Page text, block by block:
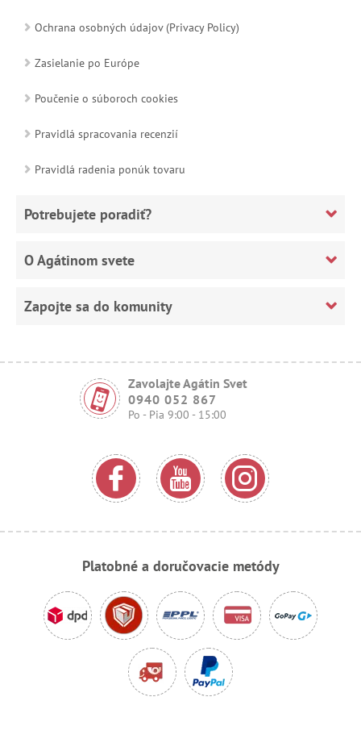
Ochrana osobných údajov (Privacy Policy)
Zasielanie po Európe
Poučenie o súboroch cookies
Pravidlá spracovania recenzií
Pravidlá radenia ponúk tovaru
Potrebujete poradiť?
O Agátinom svete
Zapojte sa do komunity
Zavolajte Agátin Svet
0940 052 867
Po - Pia 9:00 - 15:00
Platobné a doručovacie metódy